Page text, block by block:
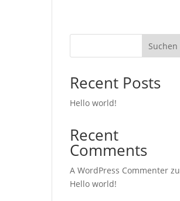
Suchen
Recent Posts
Hello world!
Recent
Comments
A WordPress Commenter zu
Hello world!